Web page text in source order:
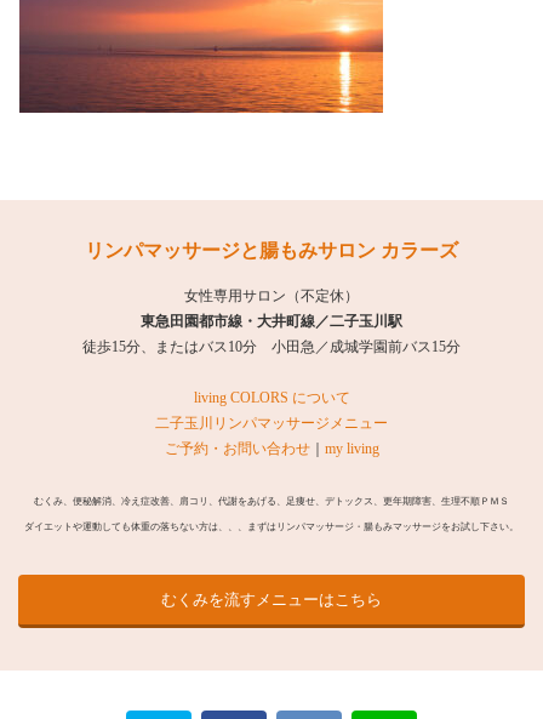
リンパマッサージと腸もみサロン カラーズ
女性専用サロン（不定休）
東急田園都市線・大井町線／二子玉川駅
徒歩15分、またはバス10分 小田急／成城学園前バス15分
living COLORS について
二子玉川リンパマッサージメニュー
ご予約・お問い合わせ｜ my living
むくみ、便秘解消、冷え症改善、肩コリ、代謝をあげる、足痩せ、デトックス、更年期障害、生理不順ＰＭＳ
ダイエットや運動しても体重の落ちない方は、、、まずはリンパマッサージ・腸もみマッサージをお試し下さい。
むくみを流すメニューはこちら